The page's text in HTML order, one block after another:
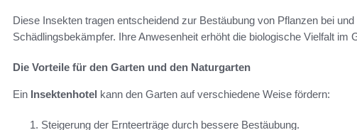
Diese Insekten tragen entscheidend zur Bestäubung von Pflanzen bei
Schädlingsbekämpfer. Ihre Anwesenheit erhöht die biologische Vielfalt im
Die Vorteile für den Garten und den Naturgarten
Ein Insektenhotel kann den Garten auf verschiedene Weise fördern:
Steigerung der Ernteerträge durch bessere Bestäubung.